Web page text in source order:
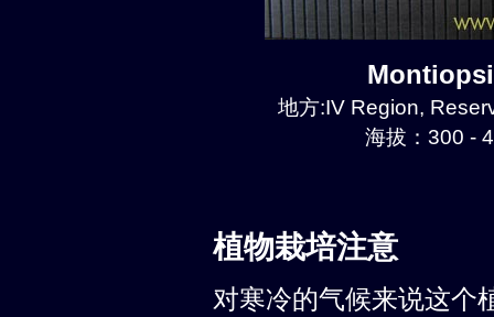
地方:IV Region,
海拔：300 -
植物栽培注意
对寒冷的气候来说这个